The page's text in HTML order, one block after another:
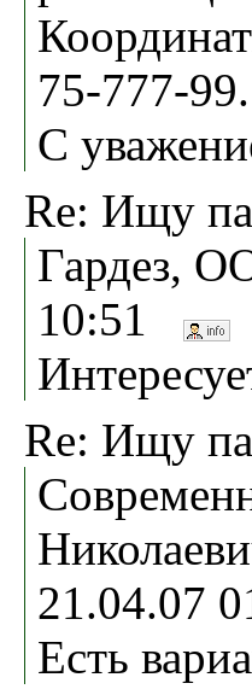
75-777-99.
С
Re: Ищу
Гардез,
10:51
Re: Ищу
21.04.07
Есть